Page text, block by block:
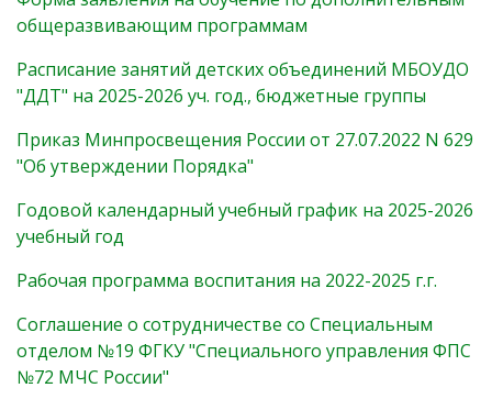
общеразвивающим программам
Расписание занятий детских объединений МБОУДО
"ДДТ" на 2025-2026 уч. год., бюджетные группы
Приказ Минпросвещения России от 27.07.2022 N 629
"Об утверждении Порядка"
Годовой календарный учебный график на 2025-2026
учебный год
Рабочая программа воспитания на 2022-2025 г.г.
Соглашение о сотрудничестве со Специальным
отделом №19 ФГКУ "Специального управления ФПС
№72 МЧС России"